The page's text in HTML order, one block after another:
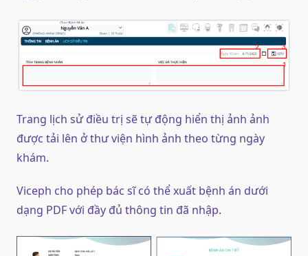
Trang lịch sử điều trị sẽ tự động hiển thị ảnh ảnh
được tải lên ở thư viện hình ảnh theo từng ngày
khám.
Viceph cho phép bác sĩ có thể xuất bệnh án dưới
dạng PDF với đầy đủ thông tin đã nhập.